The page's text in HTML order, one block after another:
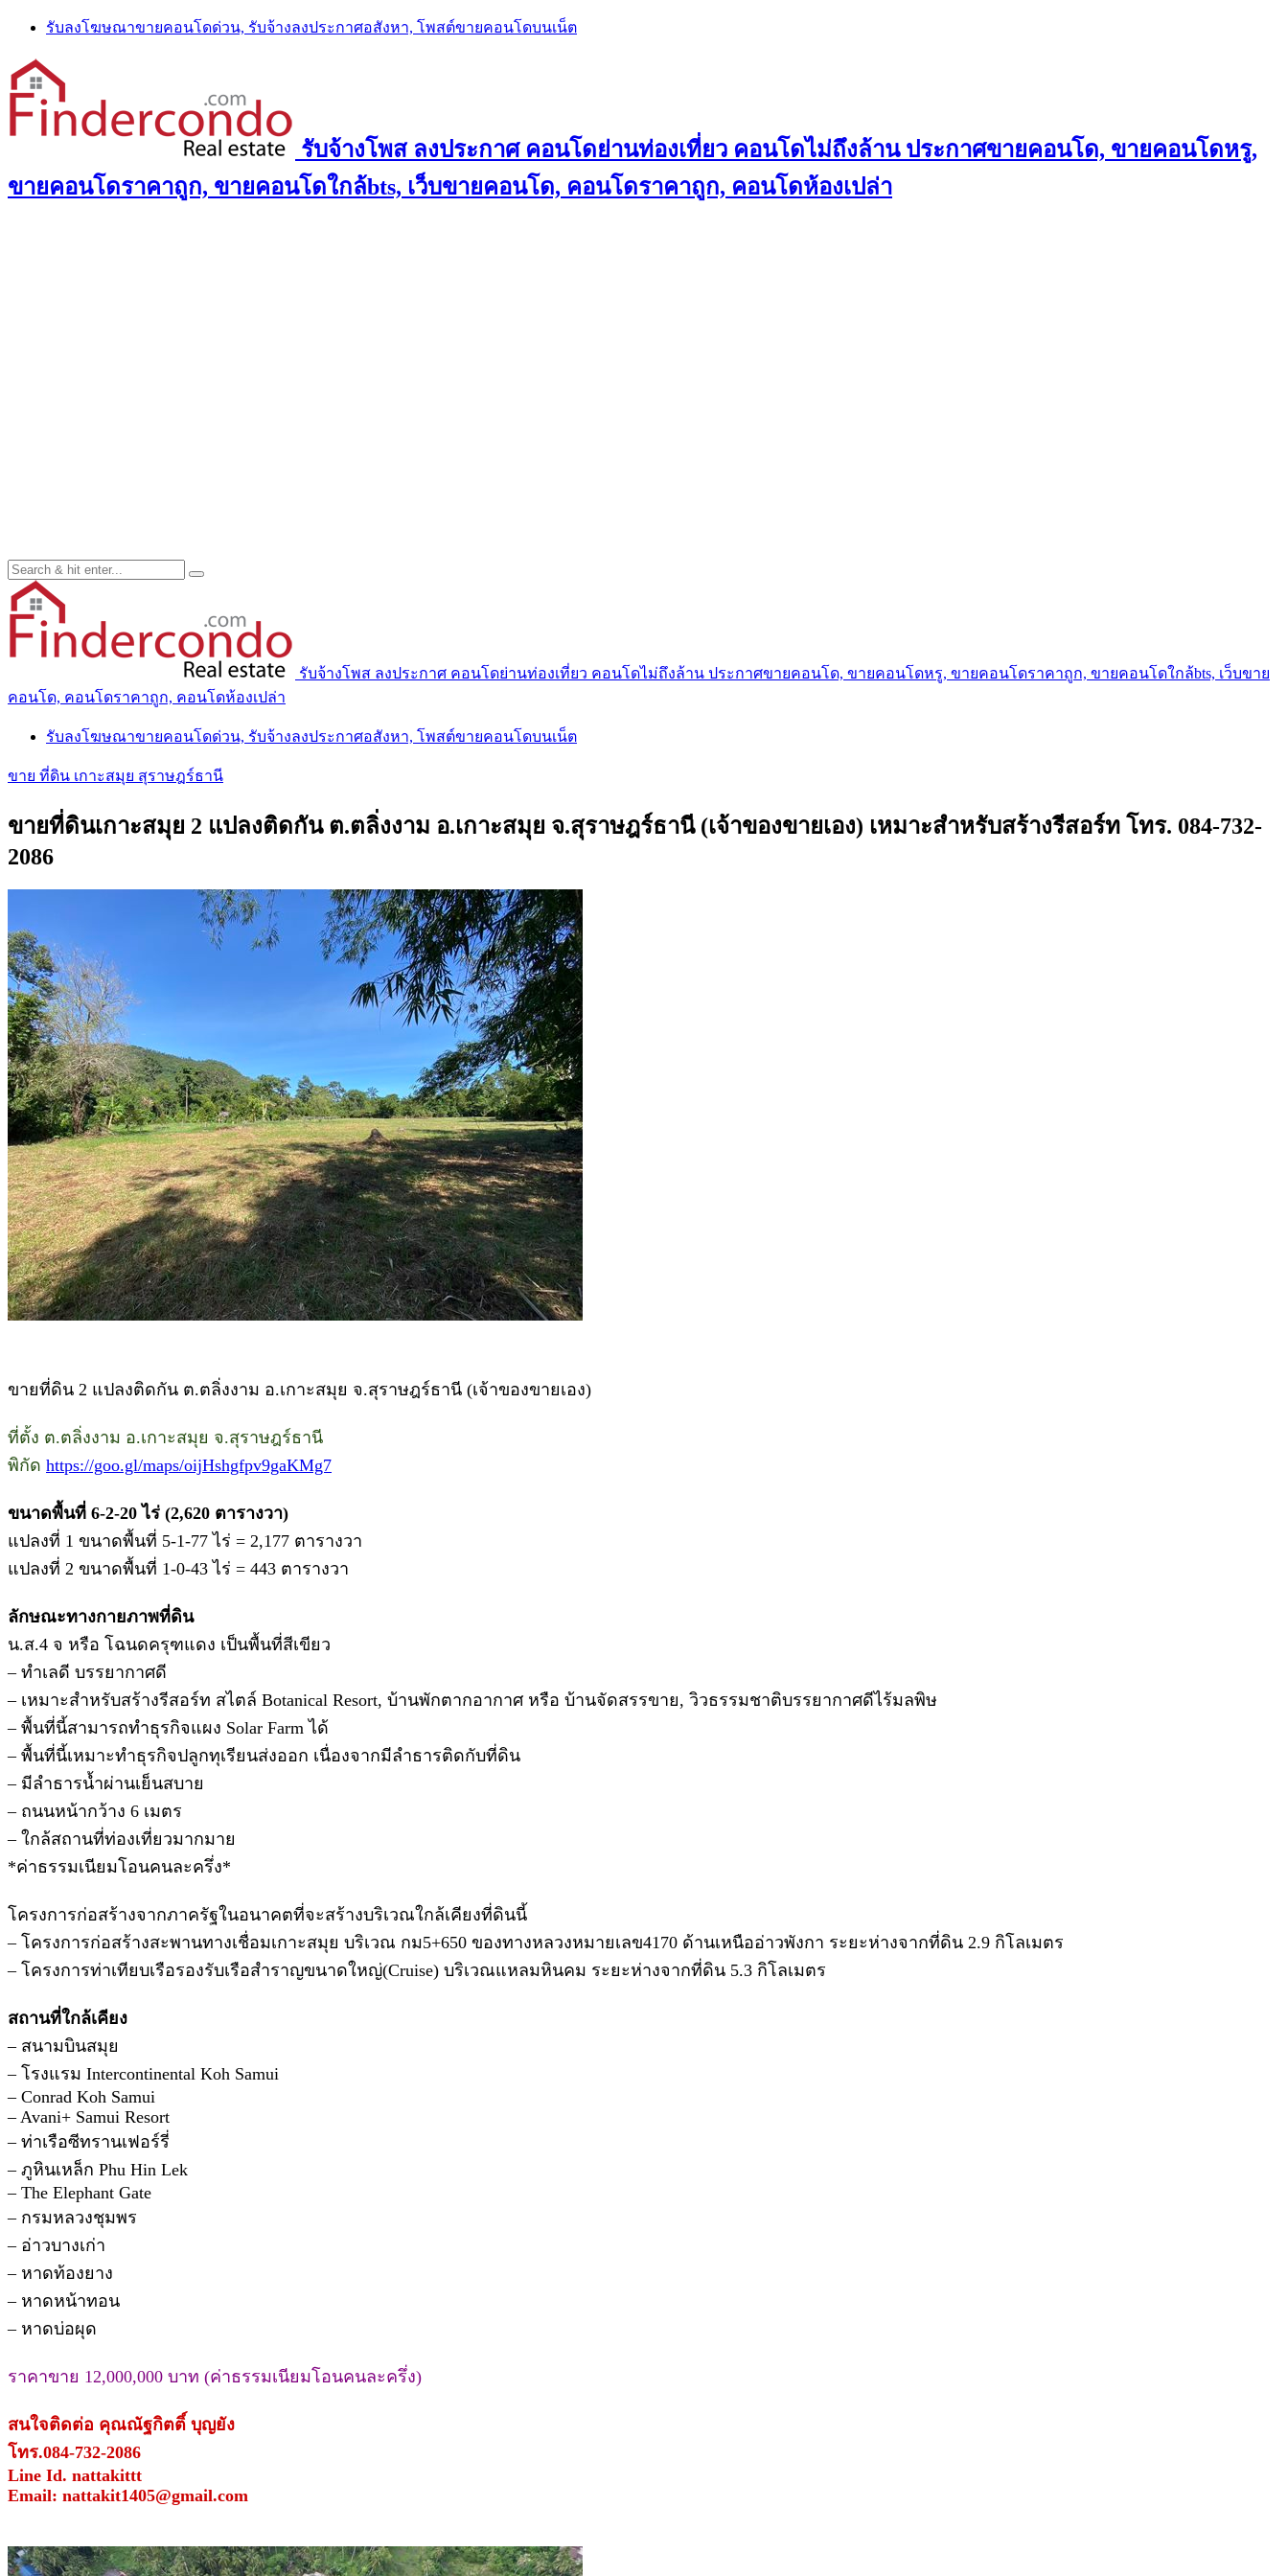
Skip
content
รับลงโฆษณาขายคอนโดด่วน, รับจ้างลงประกาศอสังหา, โพสต์ขายคอนโดบนเน็ต
รับจ้างโพส ลงประกาศ คอนโดย่านท่องเที่ยว คอนโดไม่ถึงล้าน ประกาศขายคอนโด, ขายคอนโดหรู,
ขายคอนโดราคาถูก, ขายคอนโดใกล้bts, เว็บขายคอนโด, คอนโดราคาถูก, คอนโดห้องเปล่า
รับจ้างโพส ลงประกาศ คอนโดย่านท่องเที่ยว คอนโดไม่ถึงล้าน ประกาศขายคอนโด, ขายคอนโดหรู, ขายคอนโดราคาถูก, ขายคอนโดใกล้bts, เว็บขาย
คอนโด, คอนโดราคาถูก, คอนโดห้องเปล่า
รับลงโฆษณาขายคอนโดด่วน, รับจ้างลงประกาศอสังหา, โพสต์ขายคอนโดบนเน็ต
ขาย ที่ดิน เกาะสมุย สุราษฎร์ธานี
ขายที่ดินเกาะสมุย 2 แปลงติดกัน ต.ตลิ่งงาม อ.เกาะสมุย จ.สุราษฎร์ธานี (เจ้าของขายเอง) เหมาะสำหรับสร้างรีสอร์ท โทร. 084-732-
2086
ขายที่ดิน 2 แปลงติดกัน ต.ตลิ่งงาม อ.เกาะสมุย จ.สุราษฎร์ธานี (เจ้าของขายเอง)
ที่ตั้ง ต.ตลิ่งงาม อ.เกาะสมุย จ.สุราษฎร์ธานี
พิกัด https://goo.gl/maps/oijHshgfpv9gaKMg7
ขนาดพื้นที่ 6-2-20 ไร่ (2,620 ตารางวา)
แปลงที่ 1 ขนาดพื้นที่ 5-1-77 ไร่ = 2,177 ตารางวา
แปลงที่ 2 ขนาดพื้นที่ 1-0-43 ไร่ = 443 ตารางวา
ลักษณะทางกายภาพที่ดิน
น.ส.4 จ หรือ โฉนดครุฑแดง เป็นพื้นที่สีเขียว
– ทำเลดี บรรยากาศดี
– เหมาะสำหรับสร้างรีสอร์ท สไตล์ Botanical Resort, บ้านพักตากอากาศ หรือ บ้านจัดสรรขาย, วิวธรรมชาติบรรยากาศดีไร้มลพิษ
– พื้นที่นี้สามารถทำธุรกิจแผง Solar Farm ได้
– พื้นที่นี้เหมาะทำธุรกิจปลูกทุเรียนส่งออก เนื่องจากมีลำธารติดกับที่ดิน
– มีลำธารน้ำผ่านเย็นสบาย
– ถนนหน้ากว้าง 6 เมตร
– ใกล้สถานที่ท่องเที่ยวมากมาย
*ค่าธรรมเนียมโอนคนละครึ่ง*
โครงการก่อสร้างจากภาครัฐในอนาคตที่จะสร้างบริเวณใกล้เคียงที่ดินนี้
– โครงการก่อสร้างสะพานทางเชื่อมเกาะสมุย บริเวณ กม5+650 ของทางหลวงหมายเลข4170 ด้านเหนืออ่าวพังกา ระยะห่างจากที่ดิน 2.9 กิโลเมตร
– โครงการท่าเทียบเรือรองรับเรือสำราญขนาดใหญ่(Cruise) บริเวณแหลมหินคม ระยะห่างจากที่ดิน 5.3 กิโลเมตร
สถานที่ใกล้เคียง
– สนามบินสมุย
– โรงแรม Intercontinental Koh Samui
– Conrad Koh Samui
– Avani+ Samui Resort
– ท่าเรือซีทรานเฟอร์รี่
– ภูหินเหล็ก Phu Hin Lek
– The Elephant Gate
– กรมหลวงชุมพร
– อ่าวบางเก่า
– หาดท้องยาง
– หาดหน้าทอน
– หาดบ่อผุด
ราคาขาย 12,000,000 บาท (ค่าธรรมเนียมโอนคนละครึ่ง)
สนใจติดต่อ คุณณัฐกิตติ์ บุญยัง
โทร.084-732-2086
Line Id. nattakittt
Email: nattakit1405@gmail.com